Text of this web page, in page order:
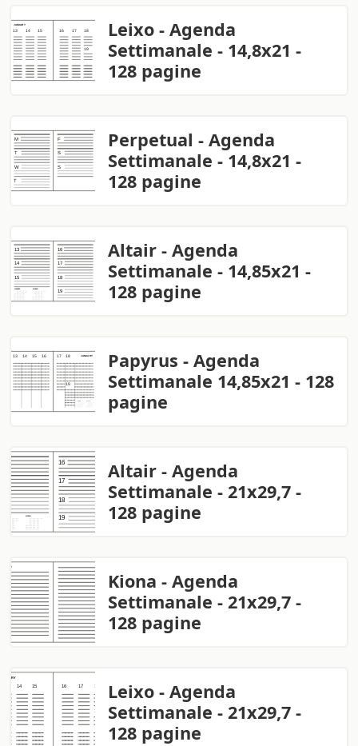
Leixo - Agenda
Settimanale - 14,8x21 -
128 pagine
Perpetual - Agenda
Settimanale - 14,8x21 -
128 pagine
Altair - Agenda
Settimanale - 14,85x21 -
128 pagine
Papyrus - Agenda
Settimanale 14,85x21 - 128
pagine
Altair - Agenda
Settimanale - 21x29,7 -
128 pagine
Kiona - Agenda
Settimanale - 21x29,7 -
128 pagine
Leixo - Agenda
Settimanale - 21x29,7 -
128 pagine